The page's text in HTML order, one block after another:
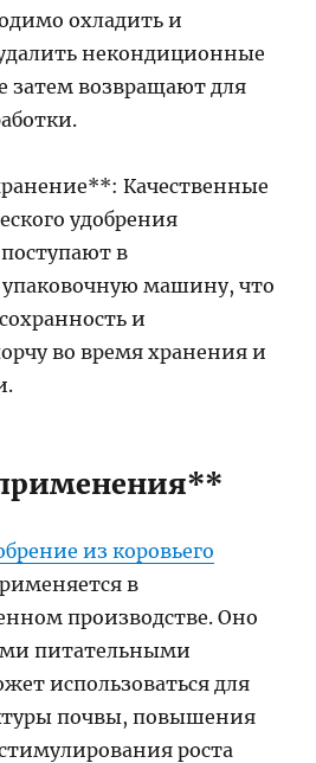
охладить и
некондиционные
затем возвращают для
Качественные
удобрения
в
машину, что
и
во время хранения и
из коровьего
в
производстве. Оно
питательными
использоваться для
почвы, повышения
роста